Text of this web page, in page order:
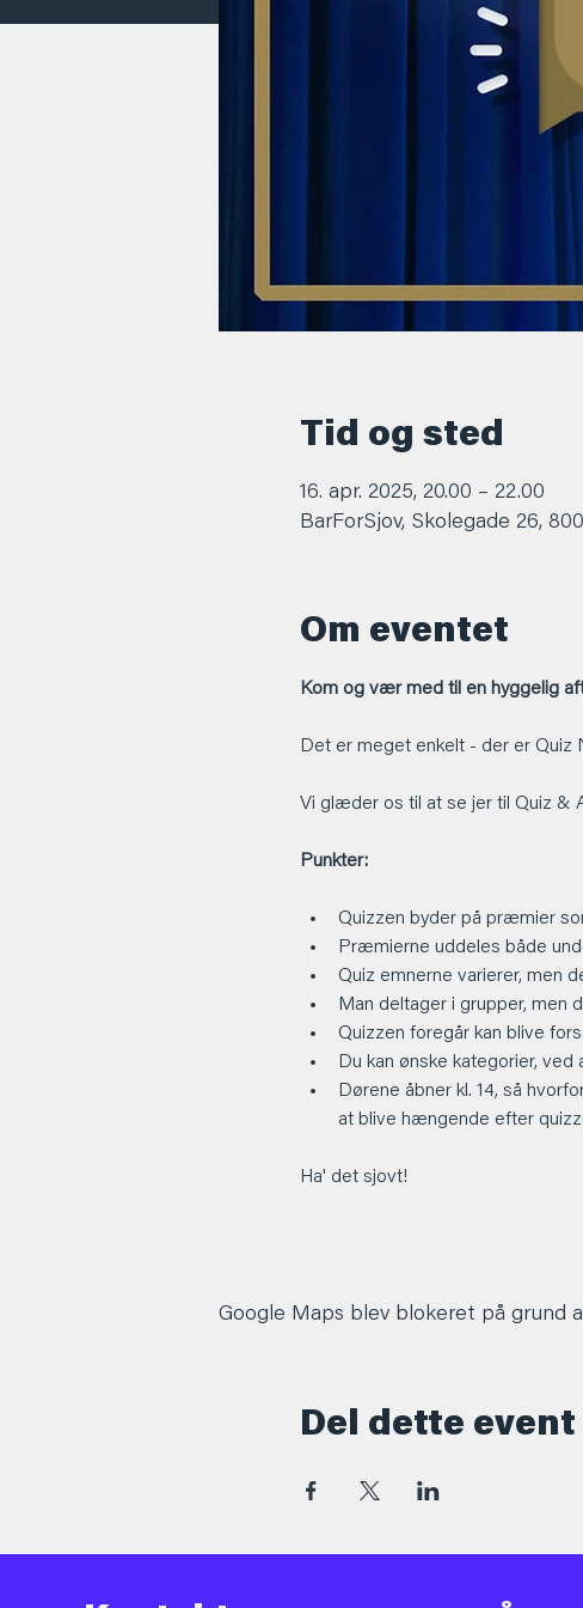
Tid og sted
16. apr. 2025, 20.00 – 22.00
BarForSjov, Skolegade 26,
Om eventet
Kom og vær med til en hyggelig
Det er meget enkelt - der er Quiz
Vi glæder os til at se jer til Quiz &
Punkter:
Quizzen byder på præmier
Præmierne uddeles både
Quiz emnerne varierer, men
Man deltager i grupper, men
Quizzen foregår kan blive
Du kan ønske kategorier,
Dørene åbner kl. 14, så
at blive hængende efter
Ha' det sjovt!
Google Maps blev blokeret på grund
Del dette event